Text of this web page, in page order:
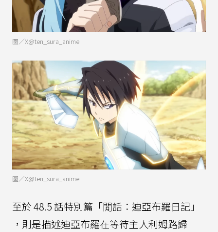
圖／X@ten_sura_anime
圖／X@ten_sura_anime
至於 48.5 話特別篇「閒話：迪亞布羅日記」
，則是描述迪亞布羅在等待主人利姆路歸